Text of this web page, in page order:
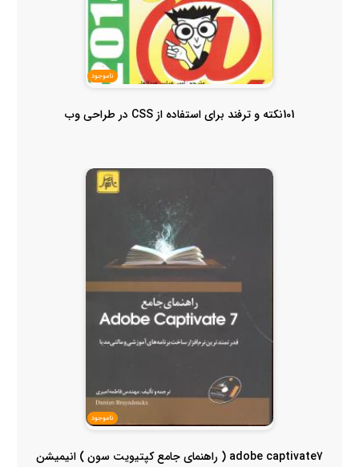
ناموجود
101نکته و ترفند برای استفاده از CSS در طراحی وب
ناموجود
adobe captivate7 ( راهنمای جامع کپتیویت سون ) انیمیشن